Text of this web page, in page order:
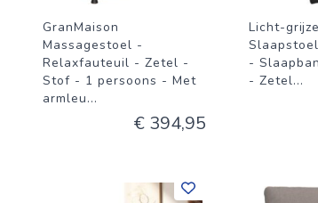
GranMaison
Massagestoel -
Relaxfauteuil - Zetel -
Stof - 1 persoons - Met
armleu...
€ 394,95
Licht-
-
- Zetel...